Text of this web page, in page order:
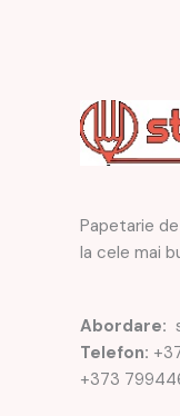
Papetarie
la cele mai
Abordare:
Telefon:
+373